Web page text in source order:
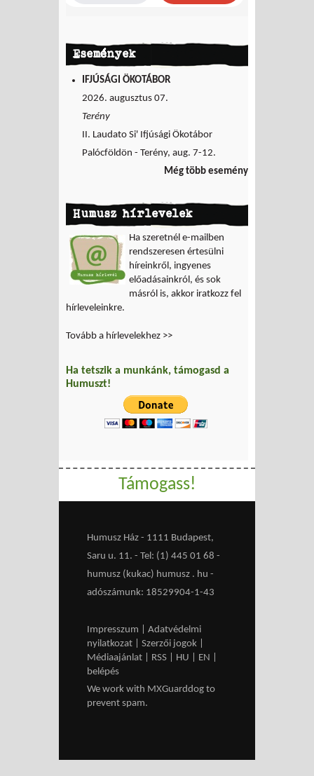
Események
IFJÚSÁGI ÖKOTÁBOR
2026. augusztus 07.
Terény
II. Laudato Si' Ifjúsági Ökotábor
Palócföldön - Terény, aug. 7-12.
Még több esemény
Humusz hírlevelek
Ha szeretnél e-mailben
rendszeresen értesülni
híreinkről, ingyenes
előadásainkról, és sok
másról is, akkor iratkozz fel
hírleveleinkre.
Tovább a hírlevelekhez >>
Ha tetszik a munkánk, támogasd a
Humuszt!
Támogass!
Humusz Ház - 1111 Budapest,
Saru u. 11. - Tel: (1) 445 01 68 -
humusz (kukac) humusz . hu -
adószámunk: 18529904-1-43
Impresszum
Adatvédelmi
nyilatkozat
Szerzői jogok
Médiaajánlat
RSS HU EN
belépés
We work with MXGuarddog to
prevent spam.